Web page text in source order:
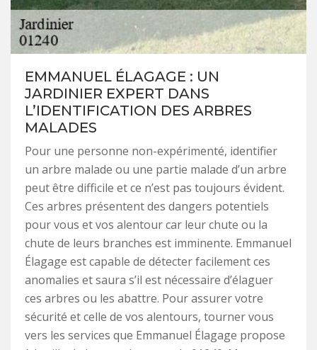
EMMANUEL ÉLAGAGE : UN
JARDINIER EXPERT DANS
L’IDENTIFICATION DES ARBRES
MALADES
Pour une personne non-expérimenté, identifier
un arbre malade ou une partie malade d’un arbre
peut être difficile et ce n’est pas toujours évident.
Ces arbres présentent des dangers potentiels
pour vous et vos alentour car leur chute ou la
chute de leurs branches est imminente. Emmanuel
Élagage est capable de détecter facilement ces
anomalies et saura s’il est nécessaire d’élaguer
ces arbres ou les abattre. Pour assurer votre
sécurité et celle de vos alentours, tourner vous
vers les services que Emmanuel Élagage propose